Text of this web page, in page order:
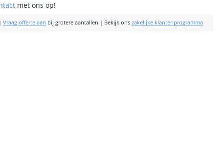
met ons op!
|Vraag offerte aan bij grotere aantallen | Bekijk ons zakelijke klantenprogramma